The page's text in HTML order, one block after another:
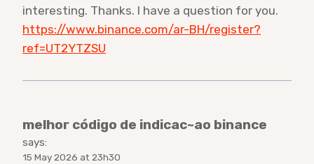
interesting. Thanks. I have a question for you.
https://www.binance.com/ar-BH/register?
ref=UT2YTZSU
melhor código de indicac~ao binance
says:
15 May 2026 at 23h30